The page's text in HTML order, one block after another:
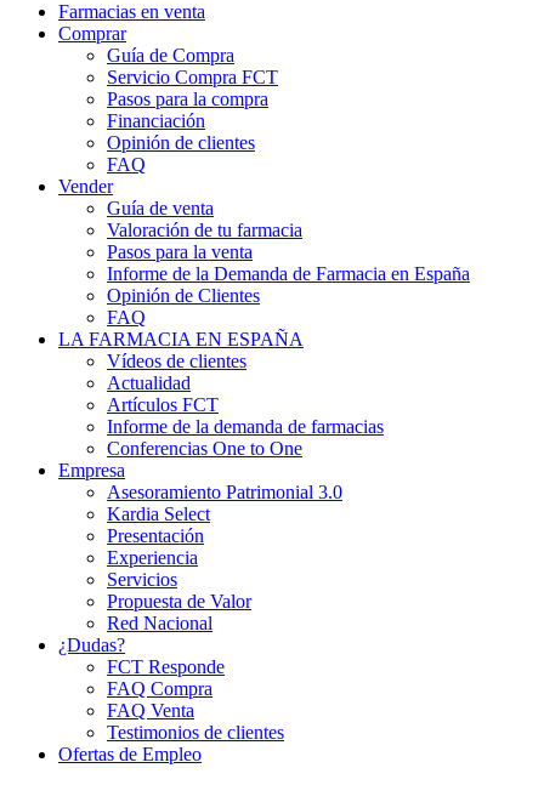
Farmacias en venta
Comprar
Guía de Compra
Servicio Compra FCT
Pasos para la compra
Financiación
Opinión de clientes
FAQ
Vender
Guía de venta
Valoración de tu farmacia
Pasos para la venta
Informe de la Demanda de Farmacia en España
Opinión de Clientes
FAQ
LA FARMACIA EN ESPAÑA
Vídeos de clientes
Actualidad
Artículos FCT
Informe de la demanda de farmacias
Conferencias One to One
Empresa
Asesoramiento Patrimonial 3.0
Kardia Select
Presentación
Experiencia
Servicios
Propuesta de Valor
Red Nacional
¿Dudas?
FCT Responde
FAQ Compra
FAQ Venta
Testimonios de clientes
Ofertas de Empleo